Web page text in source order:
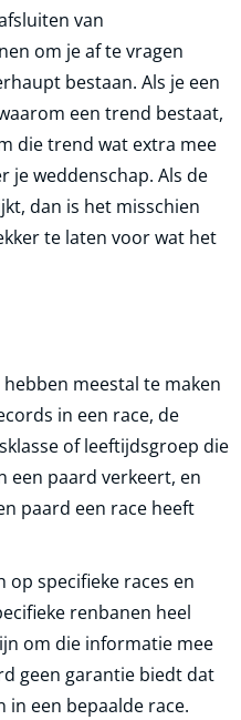
van
om je af te vragen
bestaan. Als je een
een ​​trend bestaat,
die trend wat extra mee
je weddenschap. Als de
dan is het misschien
te laten voor wat het
meestal te maken
in een race, de
of leeftijdsgroep die
een paard verkeert, en
paard een race heeft
specifieke races en
renbanen heel
om die informatie mee
geen garantie biedt dat
een bepaalde race.